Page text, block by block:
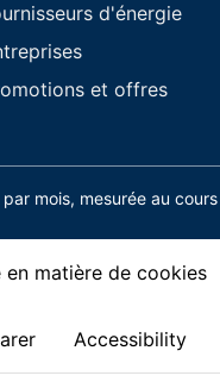
d'énergie
et offres
mois, mesurée au
en matière de cookies
Accessibility